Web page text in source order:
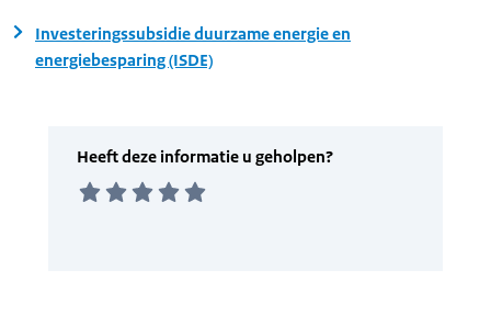
Investeringssubsidie duurzame energie en
energiebesparing (ISDE)